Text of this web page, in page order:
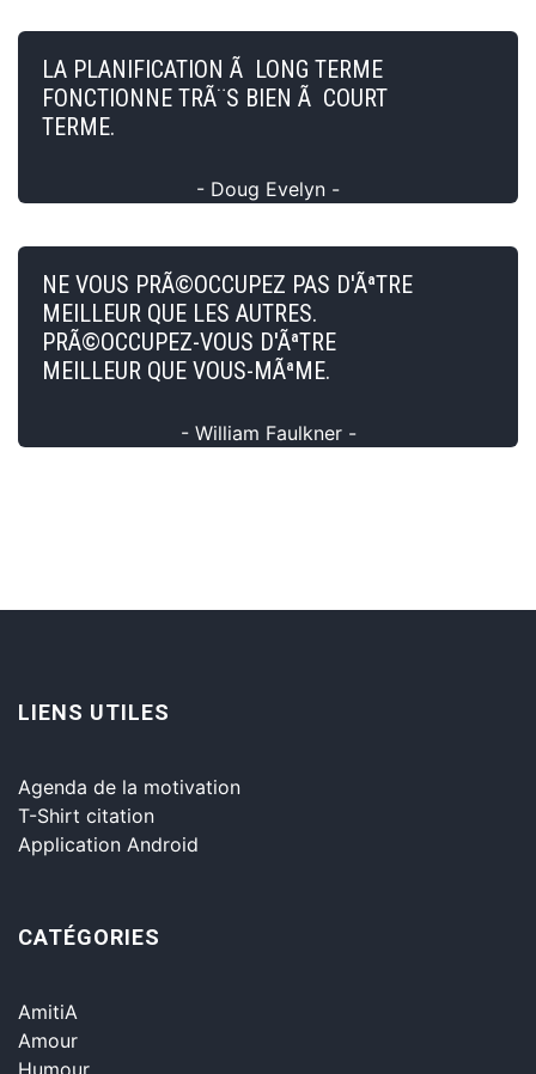
LA PLANIFICATION Ã LONG TERME
FONCTIONNE TRÃ¨S BIEN Ã COURT
TERME.
- Doug Evelyn -
NE VOUS PRÃ©OCCUPEZ PAS D'ÃªTRE
MEILLEUR QUE LES AUTRES.
PRÃ©OCCUPEZ-VOUS D'ÃªTRE
MEILLEUR QUE VOUS-MÃªME.
- William Faulkner -
LIENS UTILES
Agenda de la motivation
T-Shirt citation
Application Android
CATÉGORIES
AmitiA
Amour
Humour